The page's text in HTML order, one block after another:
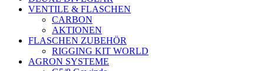
VENTILE & FLASCHEN
CARBON
AKTIONEN
FLASCHEN ZUBEHÖR
RIGGING KIT WORLD
AGRON SYSTEME